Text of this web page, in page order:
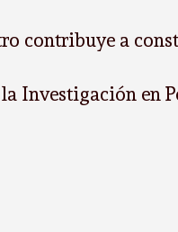
contribuye a
Investigación en